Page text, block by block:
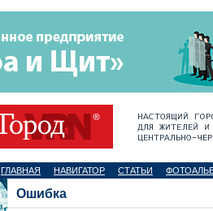
ГЛАВНАЯ НАВИГАТОР СТАТЬИ
Ошибка